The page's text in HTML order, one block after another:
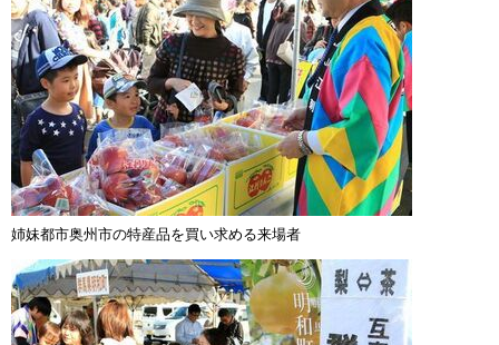
姉妹都市奥州市の特産品を買い求める来場者